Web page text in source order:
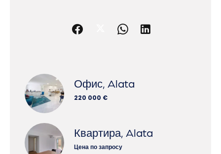
Офис, Alata
220 000 €
Квартира, Alata
Цена по запросу